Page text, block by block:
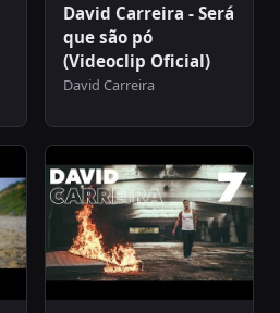
David Carreira - Será
que são pó
(Videoclip Oficial)
David Carreira